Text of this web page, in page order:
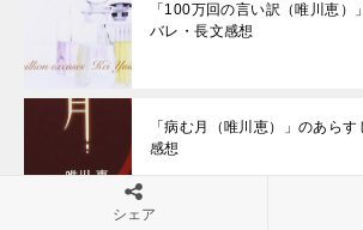
「100万回の言い訳（唯川恵）
バレ・長文感想
「病む月（唯川恵）」のあら
感想
シェア